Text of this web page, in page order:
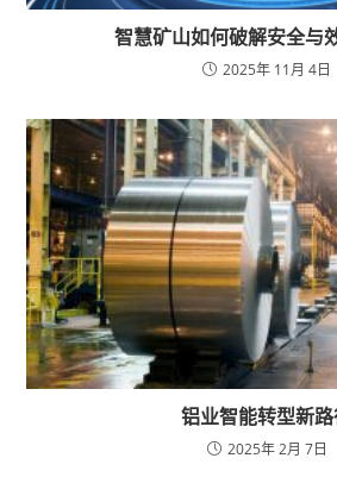
智慧矿山如何破解安全与
2025年 11月 4日
铝业智能转型新
2025年 2月 7日